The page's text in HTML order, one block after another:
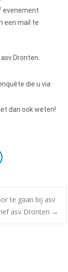
evenement
een mail te
Dronten.
die u via
dan ook weten!
te gaan bij asv
asv Dronten →